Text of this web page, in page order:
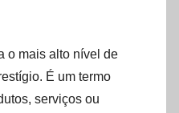
o mais alto nível de
É um termo
serviços ou